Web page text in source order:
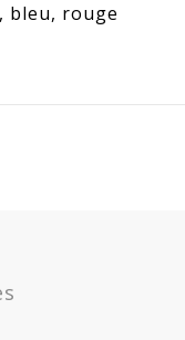
bleu, rouge